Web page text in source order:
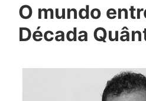
O mundo
Década